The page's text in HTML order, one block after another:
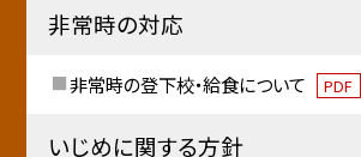
非常時の対応
非常時の登下校・給食について PDF
いじめに関する方針